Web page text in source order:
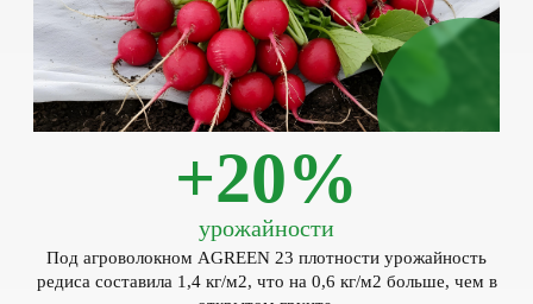
+20%
урожайности
Под агроволокном AGREEN 23 плотности урожайность
редиса составила 1,4 кг/м2, что на 0,6 кг/м2 больше, чем в